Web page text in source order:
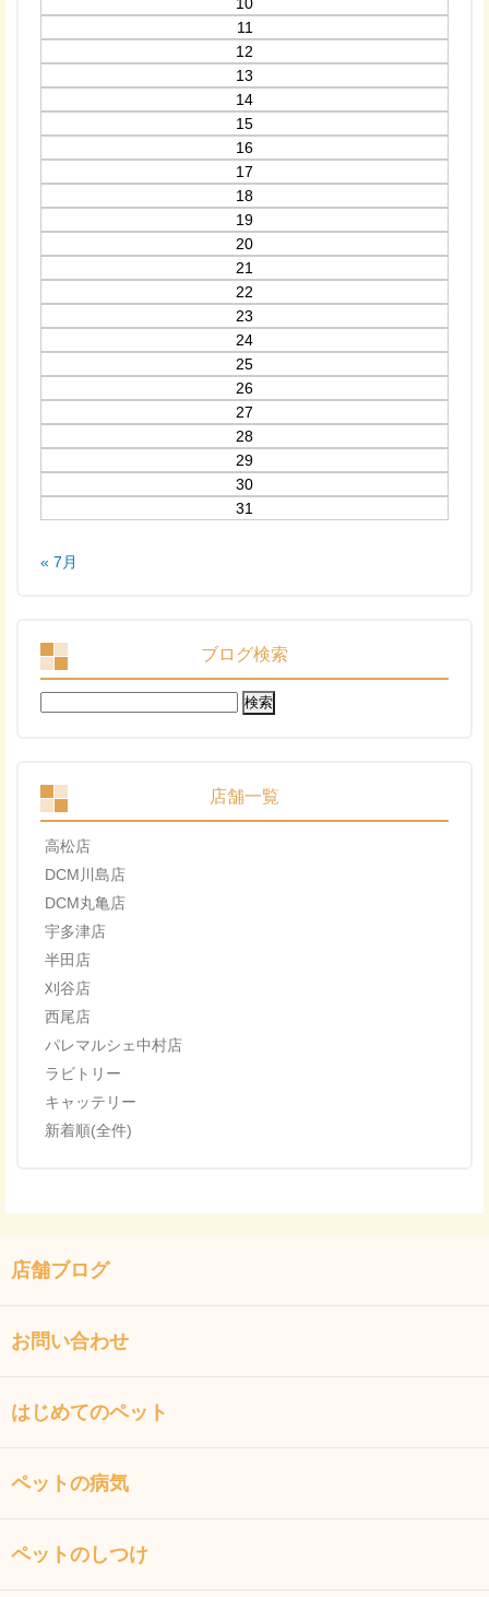
11
12
13
14
15
16
17
18
19
20
21
22
23
24
25
26
27
28
29
30
31
« 7月
ブログ検索
検
索:
店舗一覧
高松店
DCM川島店
DCM丸亀店
宇多津店
半田店
刈谷店
西尾店
パレマルシェ中村店
ラビトリー
キャッテリー
新着順(全件)
店舗ブログ
お問い合わせ
はじめてのペット
ペットの病気
ペットのしつけ